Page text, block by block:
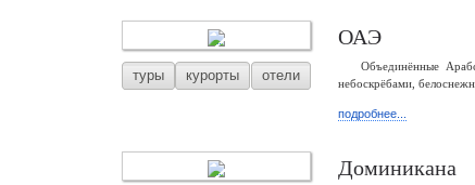
туры курорты отели
ОАЭ
Объединённые
небоскрёбами,
подробнее...
Доминикана